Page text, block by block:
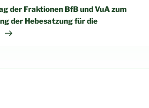
der Fraktionen BfB und VuA zum
der Hebesatzung für die